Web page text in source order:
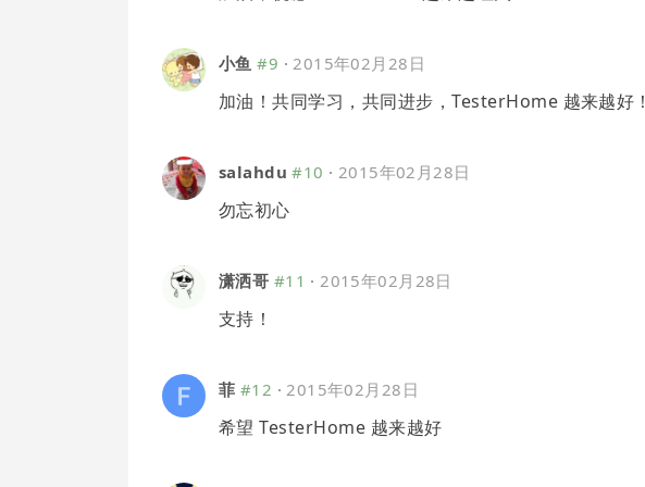
小鱼 #9 ·2015年02月28日
加油！共同学习，共同进步，TesterHome 越来越好！
salahdu #10 · 2015年02月28日
勿忘初心
潇洒哥 #11 ·2015年02月28日
支持！
菲 #12 ·2015年02月28日
希望 TesterHome 越来越好